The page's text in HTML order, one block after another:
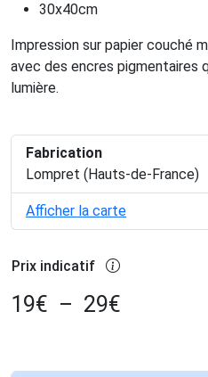
30x40cm
Impression sur papier couché
avec des encres pigmentaires
lumière.
Fabrication
Lompret (Hauts-de-France)
Afficher la carte
Prix indicatif
19€ – 29€